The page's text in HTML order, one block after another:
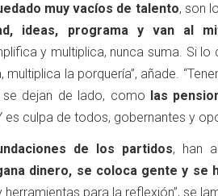
muy vacíos de talento, son
ideas, programa y van al
y multiplica, nunca suma. Si
multiplica la porquería”, añade.
dejan de lado, como las
es culpa de todos, gobernantes y
de los partidos, han
dinero, se coloca gente y se
para la reflexión”, se